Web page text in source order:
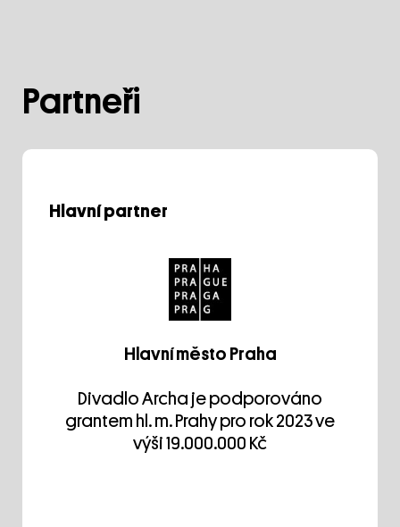
Partneři
Hlavní partner
Hlavní město Praha
Divadlo Archa je podporováno
grantem hl. m. Prahy pro rok 2023 ve
výši 19.000.000 Kč